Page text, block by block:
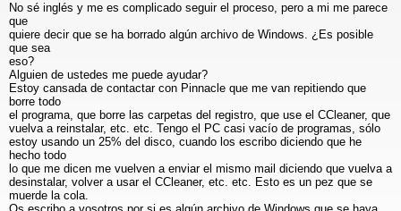
No sé inglés y me es complicado seguir el proceso, pero a mi me parece
que
quiere decir que se ha borrado algún archivo de Windows. ¿Es posible
que sea
eso?
Alguien de ustedes me puede ayudar?
Estoy cansada de contactar con Pinnacle que me van repitiendo que
borre todo
el programa, que borre las carpetas del registro, que use el CCleaner, que
vuelva a reinstalar, etc. etc. Tengo el PC casi vacío de programas, sólo
estoy usando un 25% del disco, cuando los escribo diciendo que he
hecho todo
lo que me dicen me vuelven a enviar el mismo mail diciendo que vuelva a
desinstalar, volver a usar el CCleaner, etc. etc. Esto es un pez que se
muerde la cola.